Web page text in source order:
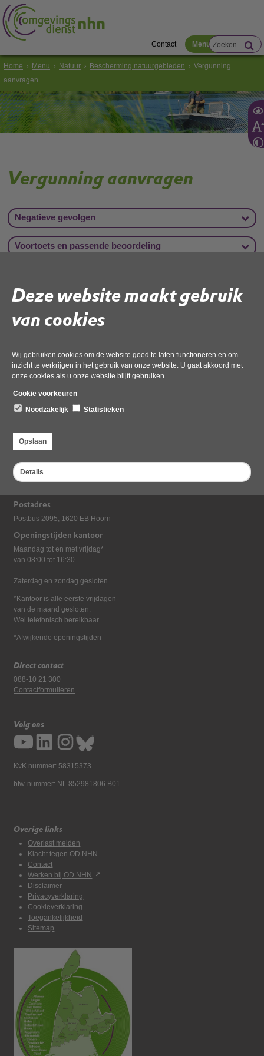
Deze website maakt gebruik
van cookies
Wij gebruiken cookies om de website goed te laten functioneren en om
inzicht te verkrijgen in het gebruik van onze website. U gaat akkoord met
onze cookies als u onze website blijft gebruiken.
Cookie voorkeuren
Noodzakelijk
Statistieken
Opslaan
Details
Contact Menu
Home Menu Natuur Bescherming natuurgebieden
Vergunning
aanvragen
Vergunning aanvragen
Negatieve gevolgen
Voortoets en passende beoordeling
Aanvragen en procedure
Deel deze pagina
Bezoekadres
Postadres
Postbus 2095, 1620 EB Hoorn
Openingstijden kantoor
Maandag tot en met vrijdag*
van 08:00 tot 16:30
Zaterdag en zondag gesloten
*Kantoor is alle eerste vrijdagen
van de maand gesloten.
Wel telefonisch bereikbaar.
*Afwijkende openingstijden
Direct contact
088-10 21 300
Contactformulieren
Volg ons
KvK nummer: 58315373
btw-nummer: NL 852981806 B01
Overige links
Overlast melden
Klacht tegen OD NHN
Contact
Werken bij OD NHN
Disclaimer
Privacyverklaring
Cookieverklaring
Toegankelijkheid
Sitemap